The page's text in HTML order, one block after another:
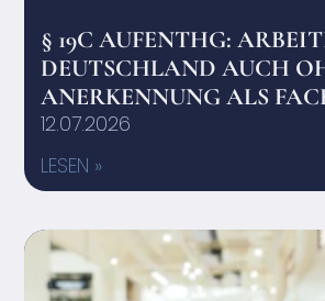
§ 19C AUFENTHG:
DEUTSCHLAND AUCH
ANERKENNUNG ALS
12.07.2026
LESEN »